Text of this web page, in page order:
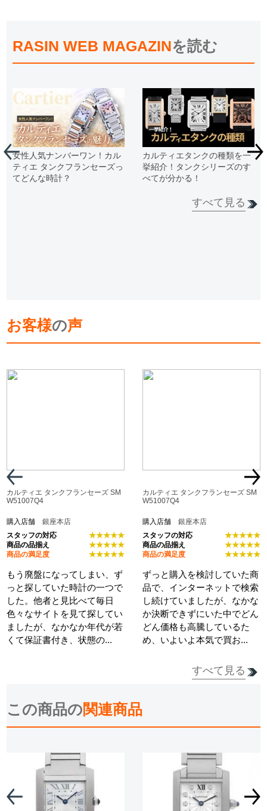
RASIN WEB MAGAZINを読む
女性人気ナンバーワン！カル
ティエ タンクフランセーズっ
てどんな時計？
カルティエタンクの種類を一
挙紹介！タンクシリーズのす
べてが分かる！
すべて見る
お客様の声
カルティエ タンクフランセーズ SM
W51007Q4
購入店舗銀座本店
スタッフの対応
★★★★★
商品の品揃え
★★★★★
商品の満足度
★★★★★
もう廃盤になってしまい、ず
っと探していた時計の一つで
した。他者と見比べて毎日
色々なサイトを見て探してい
ましたが、なかなか年代が若
くて保証書付き、状態の...
カルティエ タンクフランセーズ SM
W51007Q4
購入店舗銀座本店
スタッフの対応
★★★★★
商品の品揃え
★★★★★
商品の満足度
★★★★★
ずっと購入を検討していた商
品で、インターネットで検索
し続けていましたが、なかな
か決断できずにいた中でどん
どん価格も高騰しているた
め、いよいよ本気で買お...
すべて見る
この商品の関連商品